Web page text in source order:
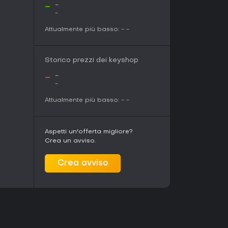
della natura in solitaria.
specie per il focus su tracciamento
- -
-
Attualmente più basso: - -
Storico prezzi dei keyshop
- -
-
Attualmente più basso: - -
Aspetti un'offerta migliore?
Crea un avviso.
Crea avviso